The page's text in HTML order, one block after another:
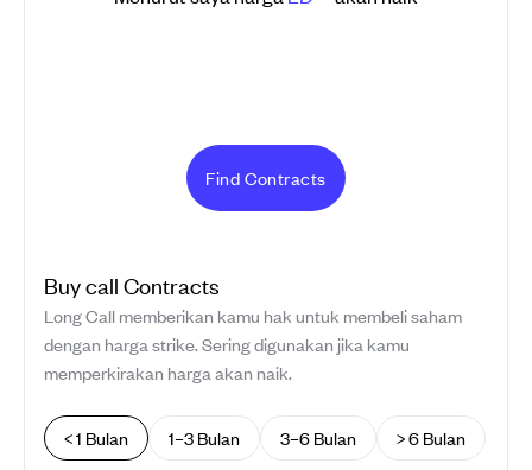
Find Contracts
Buycall Contracts
Long Call memberikan kamu hak untuk membeli saham
dengan harga strike. Sering digunakan jika kamu
memperkirakan harga akan naik.
< 1 Bulan 1–3 Bulan 3–6 Bulan
> 6 Bulan